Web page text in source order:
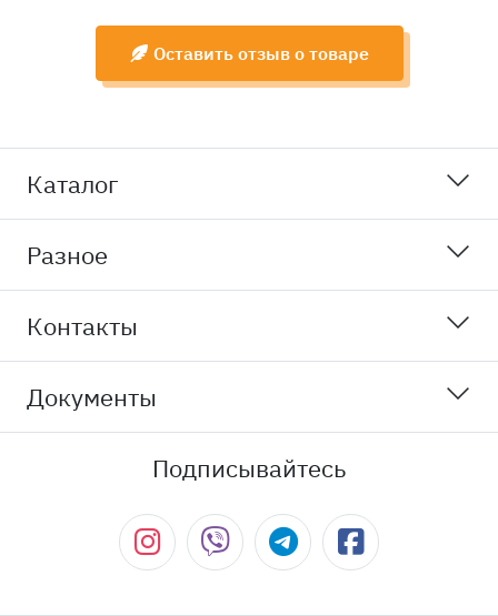
Оставить отзыв о товаре
Каталог
Разное
Контакты
Документы
Подписывайтесь